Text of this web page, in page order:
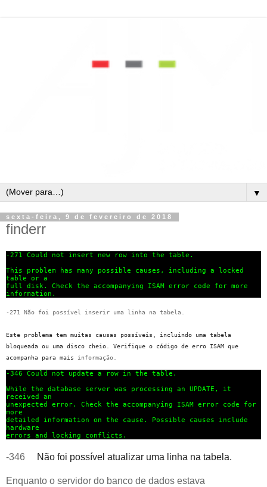
▼
sexta-feira, 9 de fevereiro de 2018
finderr
-271
Could not insert new row into the table.
This problem has many possible causes, including a locked
table or a
full disk. Check the accompanying ISAM error code for more
information.
-271 Não foi possível inserir uma linha na tabela.
Este problema tem muitas causas possíveis, incluindo uma tabela
bloqueada ou uma disco cheio. Verifique o código de erro ISAM que
acompanha para mais informação.
-346
Could not update a row in the table.
While the database server was processing an UPDATE, it
received an
unexpected error. Check the accompanying ISAM error code for
more
detailed information on the cause. Possible causes include
hardware
errors and locking conflicts.
-346 Não foi possível atualizar uma linha na tabela.
Enquanto o servidor do banco de dados estava